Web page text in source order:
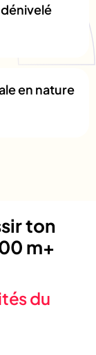
en nature
ton
m+
du